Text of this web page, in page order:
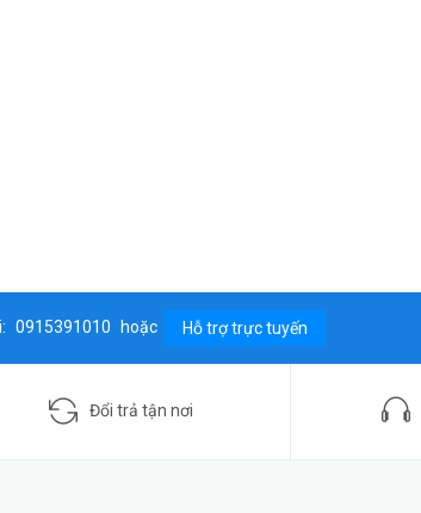
0915391010 hoặc Hỗ trợ trực tuyến
Đổi trả tận nơi